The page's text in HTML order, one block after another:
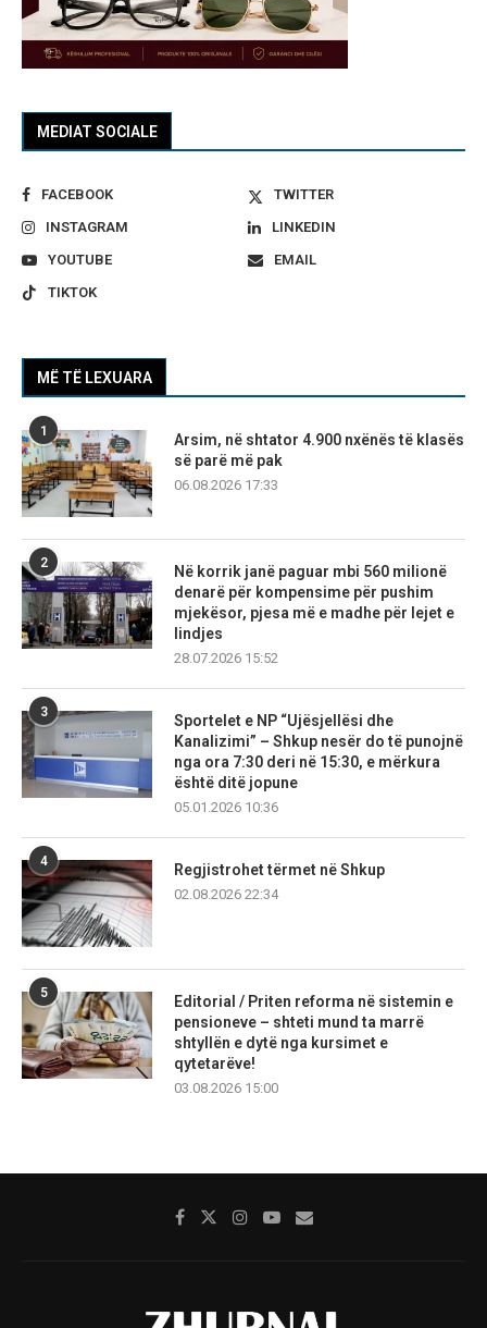
MEDIAT SOCIALE
FACEBOOK
TWITTER
INSTAGRAM
LINKEDIN
YOUTUBE
EMAIL
TIKTOK
MË TË LEXUARA
1
Arsim, në shtator 4.900 nxënës të klasës
së parë më pak
06.08.2026 17:33
2
Në korrik janë paguar mbi 560 milionë
denarë për kompensime për pushim
mjekësor, pjesa më e madhe për lejet e
lindjes
28.07.2026 15:52
3
Sportelet e NP “Ujësjellësi dhe
Kanalizimi” – Shkup nesër do të punojnë
nga ora 7:30 deri në 15:30, e mërkura
është ditë jopune
05.01.2026 10:36
4
Regjistrohet tërmet në Shkup
02.08.2026 22:34
5
Editorial / Priten reforma në sistemin e
pensioneve – shteti mund ta marrë
shtyllën e dytë nga kursimet e
qytetarëve!
03.08.2026 15:00